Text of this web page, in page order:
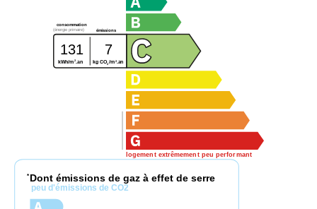
logement extrêmement peu performant
consommation
émissions
(énergie primaire)
131 7
kWh/m 2 .an kg CO2/m2.an
* Dont émissions de gaz à effet de serre
peu d'émissions de CO2